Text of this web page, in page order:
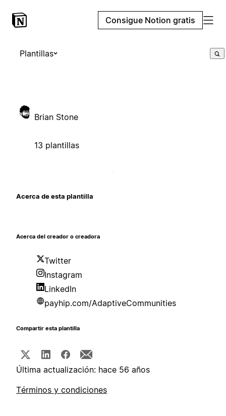
Consigue Notion gratis
Plantillas
Brian Stone
13 plantillas
Acerca de esta plantilla
Acerca del creador o creadora
Twitter
Instagram
LinkedIn
payhip.com/AdaptiveCommunities
Compartir esta plantilla
Última actualización: hace 56 años
Términos y condiciones